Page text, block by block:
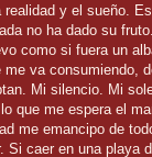
y el sueño.
no ha dado su
como si fuera un
va consumiendo,
Mi silencio. Mi
que me espera el
me emancipo de
caer en una playa